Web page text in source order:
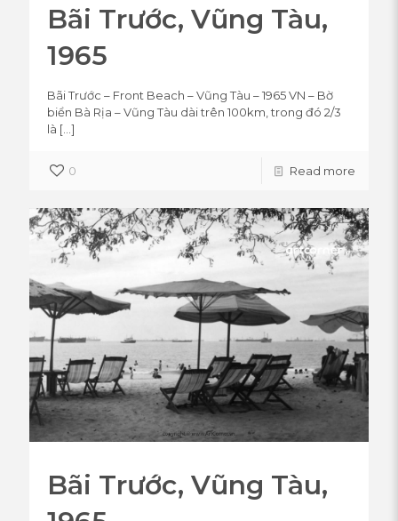
Bãi Trước, Vũng Tàu,
1965
Bãi Trước – Front Beach – Vũng Tàu – 1965 VN – Bờ
biển Bà Rịa – Vũng Tàu dài trên 100km, trong đó 2/3
là […]
0 Read more
Bãi Trước, Vũng Tàu,